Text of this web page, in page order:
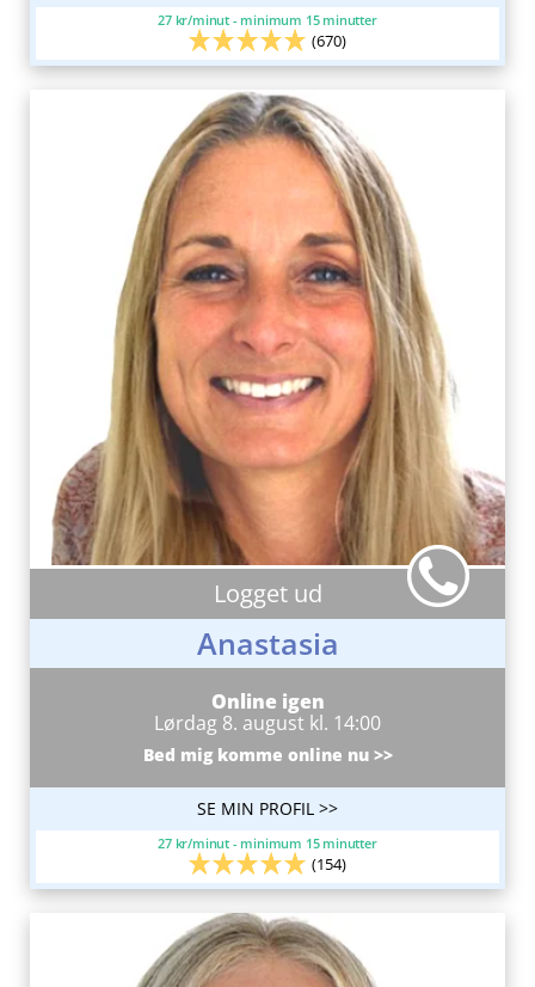
27 kr/minut - minimum 15 minutter
(670)
Logget ud
Anastasia
Online igen
Lørdag 8. august kl. 14:00
Bed mig komme online nu >>
SE MIN PROFIL >>
27 kr/minut - minimum 15 minutter
(154)